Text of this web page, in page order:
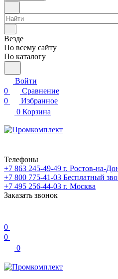
Везде
По всему сайту
По каталогу
Войти
0
Сравнение
0
Избранное
0 Корзина
Телефоны
+7 863 245-49-49 г. Ростов-на-
+7 800 775-41-03 Бесплатный
+7 495 256-44-03 г. Москва
Заказать звонок
0
0
0